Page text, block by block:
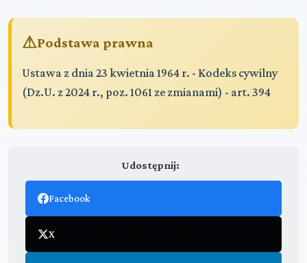
Podstawa prawna
Ustawa z dnia 23 kwietnia 1964 r. - Kodeks cywilny
(Dz.U. z 2024 r., poz. 1061 ze zmianami) - art. 394
Udostępnij:
Facebook
X